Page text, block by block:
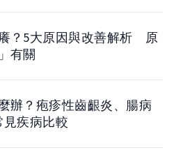
？5大原因與改善解析 原
有關
辦？疱疹性齒齦炎、腸病
疾病比較